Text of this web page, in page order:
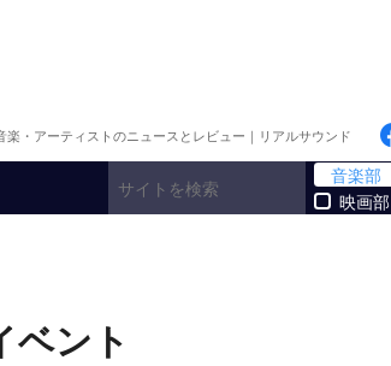
楽・アーティストのニュースとレビュー｜リアルサウンド
音楽部
映画部
ベント